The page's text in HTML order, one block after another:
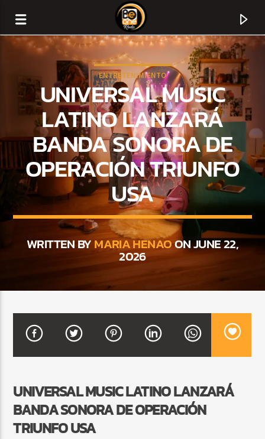
CURRENT TRACK
TITLE
CURRENT SHOW
BEATS URBANOS
11:00 AM 1:00 PM
Beone Radio
ENTRETENIMIENTO
UNIVERSAL MUSIC
LATINO LANZARÁ
BANDA SONORA DE
OPERACIÓN TRIUNFO
USA
WRITTEN BYMARIA HENAOON JUNE 22,
2026
UNIVERSAL MUSIC LATINO LANZARÁ
BANDA SONORA DE OPERACIÓN
TRIUNFO USA